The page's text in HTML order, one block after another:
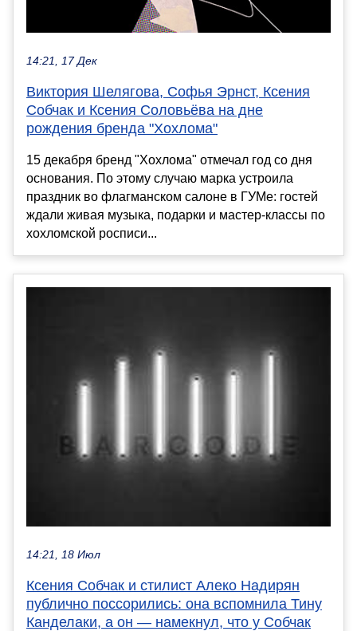
14:21, 17 Дек
Виктория Шелягова, Софья Эрнст, Ксения
Собчак и Ксения Соловьёва на дне
рождения бренда "Хохлома"
15 декабря бренд "Хохлома" отмечал год со дня
основания. По этому случаю марка устроила
праздник во флагманском салоне в ГУМе: гостей
ждали живая музыка, подарки и мастер-классы по
хохломской росписи...
14:21, 18 Июл
Ксения Собчак и стилист Алеко Надирян
публично поссорились: она вспомнила Тину
Канделаки, а он — намекнул, что у Собчак